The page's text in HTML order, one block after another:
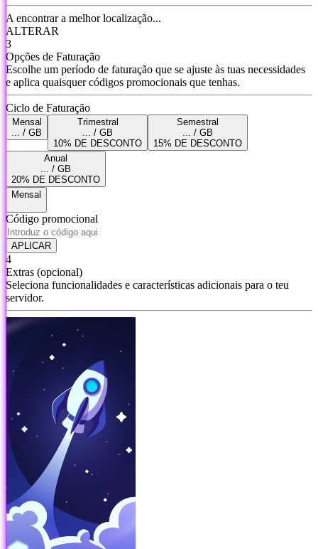
A encontrar a melhor localização...
ALTERAR
3
Opções de Faturação
Escolhe um período de faturação que se ajuste às tuas necessidades
e aplica quaisquer códigos promocionais que tenhas.
Ciclo de Faturação
Mensal
... / GB
Trimestral
... / GB
10% DE DESCONTO
Semestral
... / GB
15% DE DESCONTO
Anual
... / GB
20% DE DESCONTO
Mensal
Código promocional
APLICAR
4
Extras (opcional)
Seleciona funcionalidades e características adicionais para o teu
servidor.